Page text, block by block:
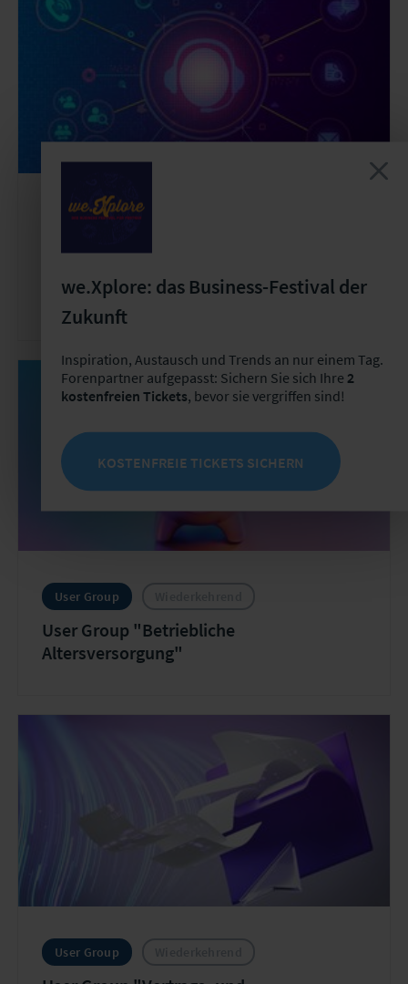
User Group
User Group "Customer Care Center
Management in der
Versicherungswirtschaft"
User Group
User Group "Betriebliche
Altersversorgung"
User Group
we.Xplore: das Business-Festival der
Zukunft
Inspiration, Austausch und Trends an nur einem Tag.
Forenpartner aufgepasst: Sichern Sie sich Ihre 2
kostenfreien Tickets, bevor sie vergriffen sind!
KOSTENFREIE TICKETS SICHERN